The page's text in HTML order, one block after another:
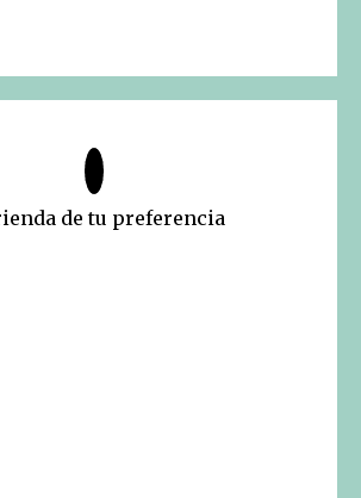
de tu preferencia